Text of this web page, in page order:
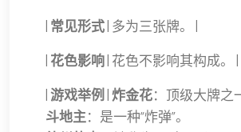
| 常见形式| 多为三张牌。 |
| 花色影响| 花色不影响其构成。 |
| 游戏举例 | 炸金花：顶级大牌之
斗地主 ：是一种“炸弹”。